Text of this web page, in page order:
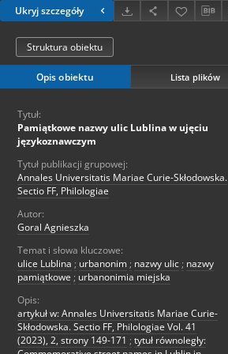
Ukryj szczegóły
Struktura obiektu
Opis obiektu Lista plików
Tytuł:
Pamiątkowe nazwy ulic Lublina w ujęciu
językoznawczym
Tytuł publikacji grupowej:
Annales Universitatis Mariae Curie-Skłodowska.
Sectio FF, Philologiae
Autor:
Goral Agnieszka
Temat i słowa kluczowe:
ulice Lublina ; urbanonim ; nazwy ulic ; nazwy
pamiątkowe ; urbanonimia miejska
Opis:
artykuł w: Annales Universitatis Mariae Curie-
Skłodowska. Sectio FF, Philologiae Vol. 41
(2023), 2, strony 149-171 ; tytuł równoległy: